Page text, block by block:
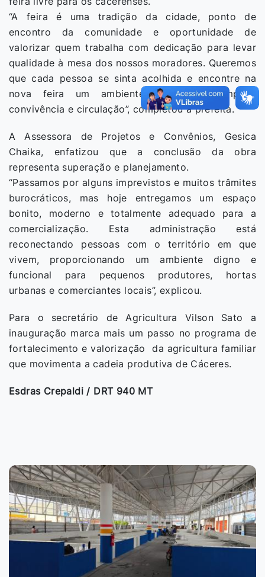
“A feira é uma tradição da cidade, ponto de
encontro da comunidade e oportunidade de
valorizar quem trabalha com dedicação para levar
qualidade à mesa dos nossos moradores. Queremos
que cada pessoa se sinta acolhida e encontre na
nova feira um ambiente de boas compras,
convivência e circulação”, completou a prefeita.
A Assessora de Projetos e Convênios, Gesica
Chaika, enfatizou que a conclusão da obra
representa superação e planejamento.
“Passamos por alguns imprevistos e muitos trâmites
burocráticos, mas hoje entregamos um espaço
bonito, moderno e totalmente adequado para a
comercialização. Esta administração está
reconectando pessoas com o território em que
vivem, proporcionando um ambiente digno e
funcional para pequenos produtores, hortas
urbanas e comerciantes locais”, explicou.
Para o secretário de Agricultura Vilson Sato a
inauguração marca mais um passo no programa de
fortalecimento e valorização da agricultura familiar
que movimenta a cadeia produtiva de Cáceres.
Esdras Crepaldi / DRT 940 MT